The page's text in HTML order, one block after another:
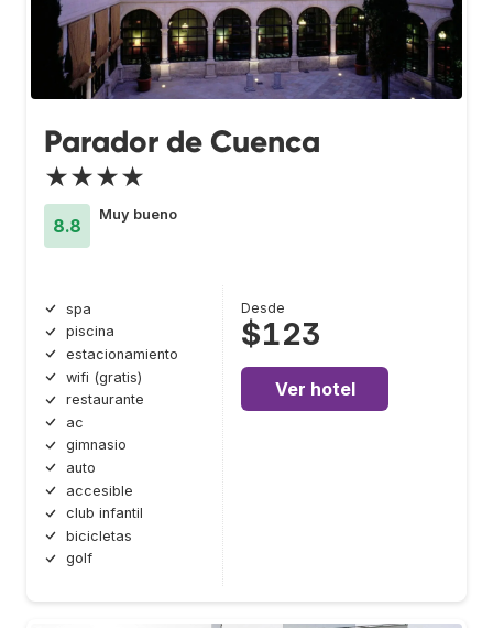
Parador de Cuenca
★★★★
8.8
Muy bueno
spa
piscina
estacionamiento
wifi (gratis)
restaurante
ac
gimnasio
auto
accesible
club infantil
bicicletas
golf
Desde
$123
Ver hotel